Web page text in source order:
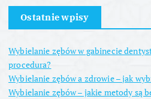
Ostatnie wpisy
Wybielanie zębów w gabinecie
procedura?
Wybielanie zębów a zdrowie – jak
Wybielanie zębów – jakie metody są